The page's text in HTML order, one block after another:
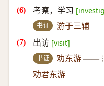
考察，学习
书证 游于三辅
出访 [visit]
书证 劝东游 ——
劝君东游